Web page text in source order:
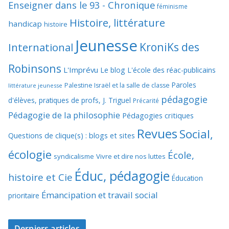
Enseigner dans le 93 - Chronique féminisme
handicap histoire Histoire, littérature
International Jeunesse KroniKs des
Robinsons L'Imprévu Le blog L'école des réac-publicains
littérature jeunesse Palestine Israël et la salle de classe Paroles
d'élèves, pratiques de profs, J. Triguel Précarité pédagogie
Pédagogie de la philosophie Pédagogies critiques
Questions de clique(s) : blogs et sites RevuesSocial,
écologie syndicalisme Vivre et dire nos luttes École,
histoire et Cie Éduc, pédagogie Éducation
prioritaire Émancipation et travail social